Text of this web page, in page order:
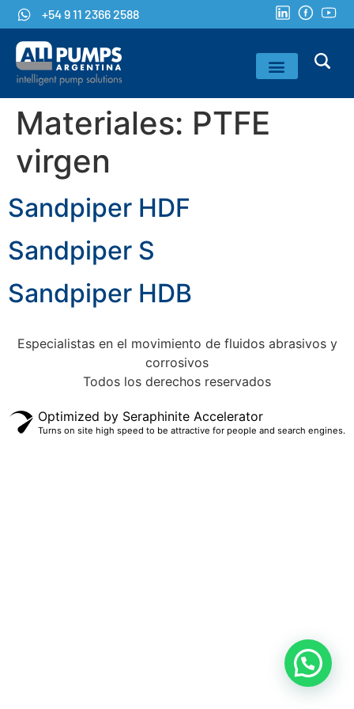
+54 9 11 2366 2588
Materiales: PTFE
virgen
Sandpiper HDF
Sandpiper S
Sandpiper HDB
Especialistas en el movimiento de fluidos abrasivos y
corrosivos
Todos los derechos reservados
Optimized by Seraphinite Accelerator
Turns on site high speed to be attractive for people and search engines.